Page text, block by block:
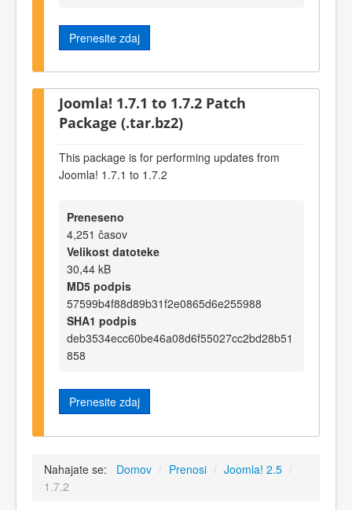
Prenesite zdaj
Joomla! 1.7.1 to 1.7.2 Patch
Package (.tar.bz2)
This package is for performing updates from
Joomla! 1.7.1 to 1.7.2
Preneseno
4,251 časov
Velikost datoteke
30,44 kB
MD5 podpis
57599b4f88d89b31f2e0865d6e255988
SHA1 podpis
deb3534ecc60be46a08d6f55027cc2bd28b51
858
Prenesite zdaj
Nahajate se: Domov / Prenosi / Joomla! 2.5 /
1.7.2